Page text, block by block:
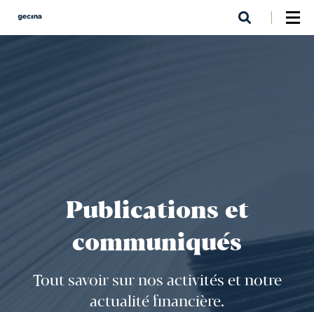
contenu
Publications et
communiqués
Tout savoir sur nos activités et notre
actualité financière.